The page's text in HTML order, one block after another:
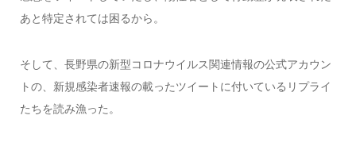
あと特定されては困るから。
そして、長野県の新型コロナウイルス関連情報の公式アカウン
トの、新規感染者速報の載ったツイートに付いているリプライ
たちを読み漁った。